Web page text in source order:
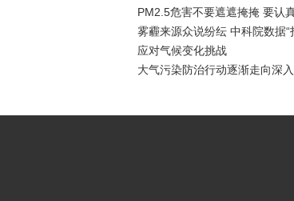
PM2.5危害不要遮遮掩掩 要认
雾霾来源众说纷纭 中科院数据“
应对气候变化挑战
大气污染防治行动逐渐走向深入